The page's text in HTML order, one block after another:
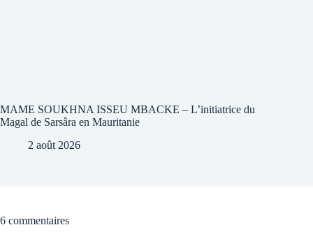
MAME SOUKHNA ISSEU MBACKE – L’initiatrice du
Magal de Sarsâra en Mauritanie
2 août 2026
6 commentaires